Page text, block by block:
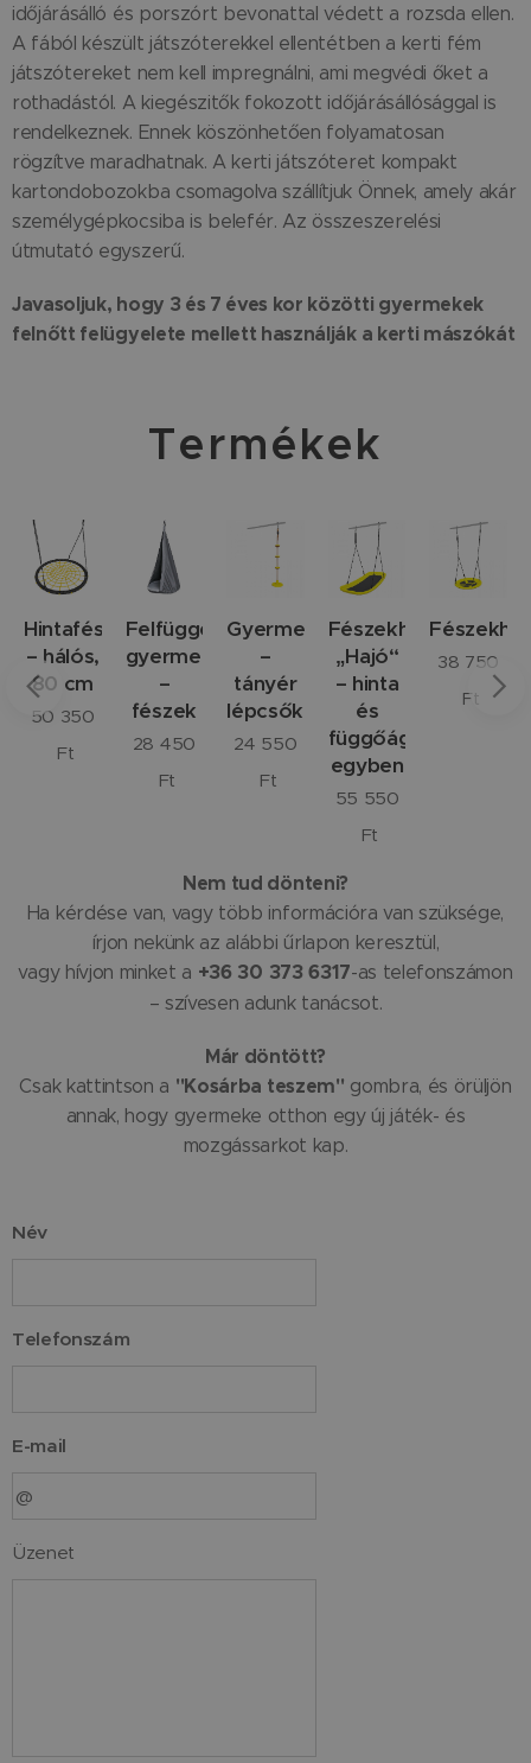
időjárásálló és porszórt bevonattal védett a rozsda ellen.
A fából készült játszóterekkel ellentétben a kerti fém
játszótereket nem kell impregnálni, ami megvédi őket a
rothadástól. A kiegészitők fokozott időjárásállósággal is
rendelkeznek. Ennek köszönhetően folyamatosan
rögzítve maradhatnak. A kerti játszóteret kompakt
kartondobozokba csomagolva szállítjuk Önnek, amely akár
személygépkocsiba is belefér. Az összeszerelési
útmutató egyszerű.
Javasoljuk, hogy 3 és 7 éves kor közötti gyermekek
felnőtt felügyelete mellett használják a kerti mászókát
Termékek
Hintafészek
– hálós,
80 cm
50 350
Ft
Felfüggeszthető
gyermekhinta
–
fészek
28 450
Ft
Gyermekhinta
–
tányér
lépcsőkkel
24 550
Ft
Fészekhinta
„Hajó“
– hinta
és
függőágy
egyben
55 550
Ft
38 750
Ft
Nem tud dönteni?
Ha kérdése van, vagy több információra van szüksége,
írjon nekünk az alábbi űrlapon keresztül,
vagy hívjon minket a +36 30 373 6317-as telefonszámon
– szívesen adunk tanácsot.
Már döntött?
Csak kattintson a "Kosárba teszem" gombra, és örüljön
annak, hogy gyermeke otthon egy új játék- és
mozgássarkot kap.
Név
Telefonszám
E-mail
Üzenet